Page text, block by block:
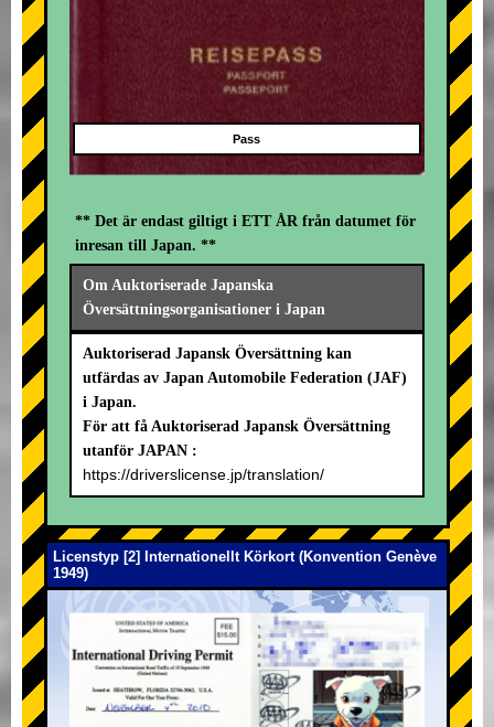
Pass
** Det är endast giltigt i ETT ÅR från datumet för
inresan till Japan. **
Om Auktoriserade Japanska
Översättningsorganisationer i Japan
Auktoriserad Japansk Översättning kan
utfärdas av Japan Automobile Federation (JAF)
i Japan.
För att få Auktoriserad Japansk Översättning
utanför JAPAN :
https://driverslicense.jp/translation/
Licenstyp [2] Internationellt Körkort (Konvention Genève
1949)